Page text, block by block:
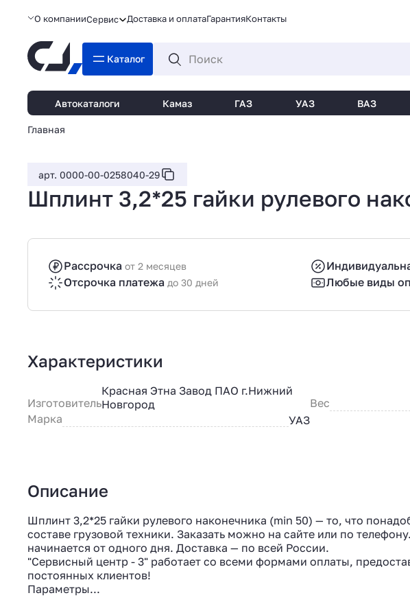
О компанииСервис Доставка и оплатаГарантияКонтакты
Каталог
Автокаталоги Камаз ГАЗ УАЗ ВАЗ
Главная
арт. 0000-00-0258040-29
Шплинт 3,2*25 гайки рулевого
Рассрочка от 2 месяцев
Отсрочка платежа до 30 дней Любые виды
Характеристики
Изготовитель
Красная Этна Завод ПАО г.Нижний
Новгород
Вес
Марка
УАЗ
Описание
Шплинт 3,2*25 гайки рулевого наконечника (min 50) — то, что
составе грузовой техники. Заказать можно на сайте или по
начинается от одного дня. Доставка — по всей России.
"Сервисный центр - 3" работает со всеми формами оплаты,
постоянных клиентов!
Параметры...